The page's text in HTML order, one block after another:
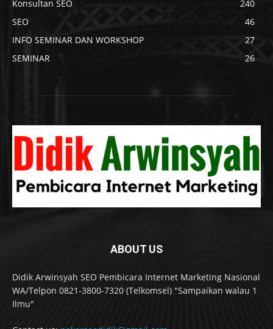
Konsultan SEO
240
SEO
46
INFO SEMINAR DAN WORKSHOP
27
SEMINAR
26
ABOUT US
Didik Arwinsyah SEO Pembicara Internet Marketing Nasional
WA/Telpon 0821-3800-7320 (Telkomsel) "Sampaikan walau 1
Ilmu"